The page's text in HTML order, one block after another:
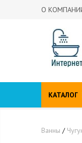
О
КАТАЛОГ
Ванны /